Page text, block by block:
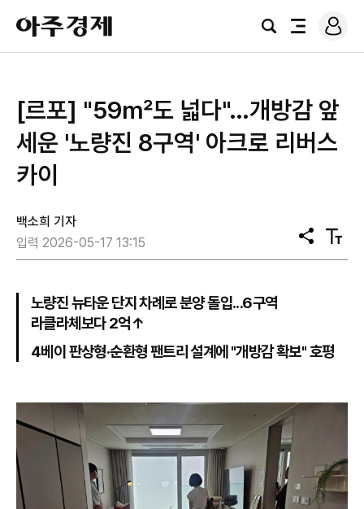
아
주
경
검
전
로
그
[르포] "59㎡도 넓다"…개방감 앞
세운 '노량진 8구역' 아크로 리버스
카이
백소희 기자
입력 2026-05-17 13:15
공
유
텍
스
노량진 뉴타운 단지 차례로 분양 돌입...6구역
라클라체보다 2억↑
4베이 판상형·순환형 팬트리 설계에 "개방감 확보" 호평